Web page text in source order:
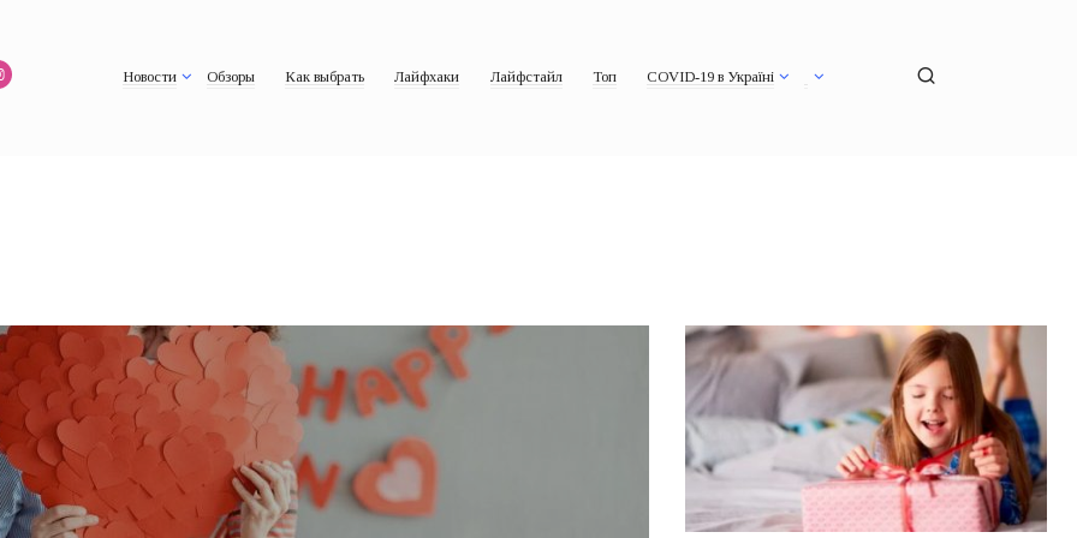
Новости Обзоры Как выбрать Лайфхаки Лайфстайл Топ COVID-19 в Україні